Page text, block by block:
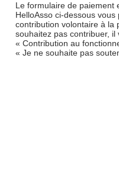
Le formulaire de paiement
HelloAsso ci-dessous
contribution volontaire à la
souhaitez pas contribuer,
« Contribution au
« Je ne souhaite pas